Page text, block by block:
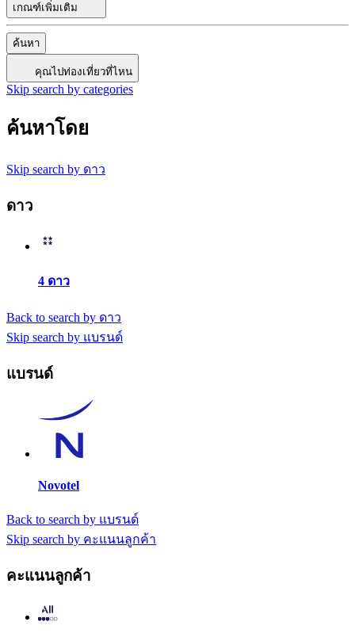
เกณฑ์เพิ่มเติม
ค้นหา
คุณไปท่องเที่ยวที่ไหน
Skip search by categories
ค้นหาโดย
Skip search by ดาว
ดาว
4 ดาว
Back to search by ดาว
Skip search by แบรนด์
แบรนด์
Novotel
Back to search by แบรนด์
Skip search by คะแนนลูกค้า
คะแนนลูกค้า